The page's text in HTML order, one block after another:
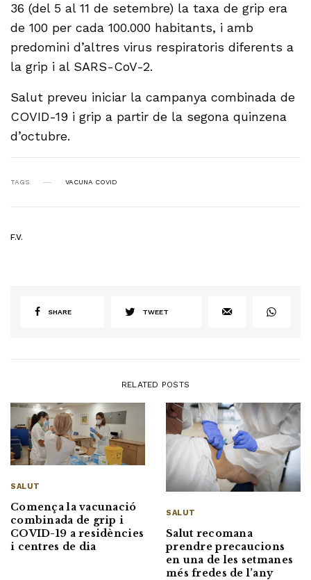
36 (del 5 al 11 de setembre) la taxa de grip era
de 100 per cada 100.000 habitants, i amb
predomini d’altres virus respiratoris diferents a
la grip i al SARS-CoV-2.
Salut preveu iniciar la campanya combinada de
COVID-19 i grip a partir de la segona quinzena
d’octubre.
TAGS VACUNA COVID
F.V.
SHARE TWEET
RELATED POSTS
SALUT
Comença la vacunació
combinada de grip i
COVID-19 a residències
i centres de dia
SALUT
Salut recomana
prendre precaucions
en una de les setmanes
més fredes de l’any